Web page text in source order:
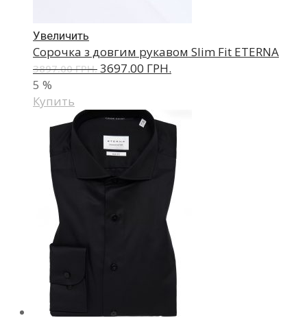
Увеличить
Сорочка з довгим рукавом Slim Fit ETERNA
3897.00 ГРН. 3697.00 ГРН.
5 %
Купить